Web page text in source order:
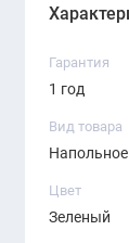
Гарантия
1 год
Вид товара
Цвет
Зеленый